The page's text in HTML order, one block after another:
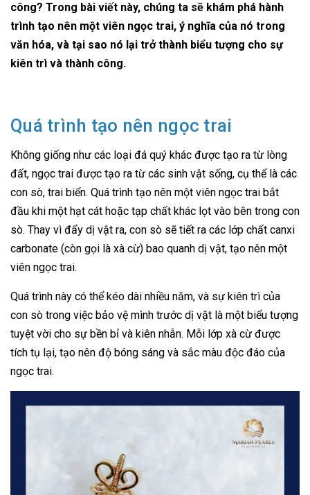
công? Trong bài viết này, chúng ta sẽ khám phá hành
trình tạo nên một viên ngọc trai, ý nghĩa của nó trong
văn hóa, và tại sao nó lại trở thành biểu tượng cho sự
kiên trì và thành công.
Quá trình tạo nên ngọc trai
Không giống như các loại đá quý khác được tạo ra từ lòng
đất, ngọc trai được tạo ra từ các sinh vật sống, cụ thể là các
con sò, trai biển. Quá trình tạo nên một viên ngọc trai bắt
đầu khi một hạt cát hoặc tạp chất khác lọt vào bên trong con
sò. Thay vì đẩy dị vật ra, con sò sẽ tiết ra các lớp chất canxi
carbonate (còn gọi là xà cừ) bao quanh dị vật, tạo nên một
viên ngọc trai.
Quá trình này có thể kéo dài nhiều năm, và sự kiên trì của
con sò trong việc bảo vệ mình trước dị vật là một biểu tượng
tuyệt vời cho sự bền bỉ và kiên nhẫn. Mỗi lớp xà cừ được
tích tụ lại, tạo nên độ bóng sáng và sắc màu độc đáo của
ngọc trai.